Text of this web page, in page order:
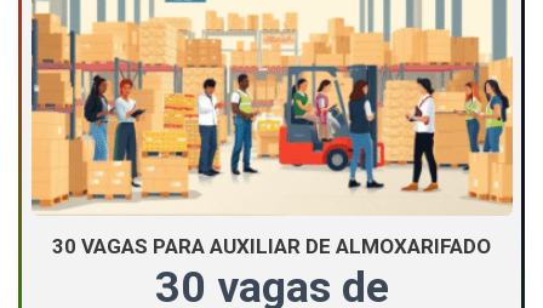
30 VAGAS PARA AUXILIAR DE ALMOXARIFADO
30 vagas de